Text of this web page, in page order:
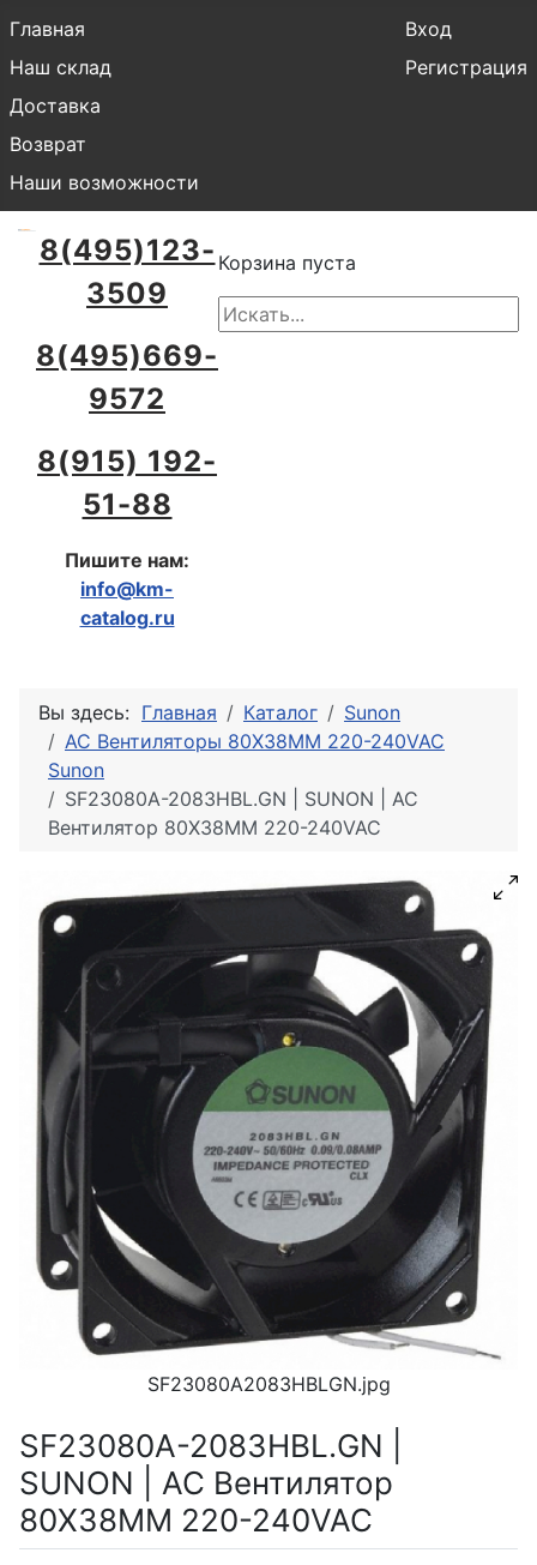
Главная
Наш склад
Доставка
Возврат
Наши возможности
Вход
Регистрация
8(495)123-
3509
8(495)669-
9572
8(915) 192-
51-88
Пишите нам:
info@km-
catalog.ru
Корзина пуста
Вы здесь: Главная Каталог
Sunon
AC Вентиляторы 80X38MM 220-240VAC
Sunon
SF23080A-2083HBL.GN | SUNON | AC
Вентилятор 80X38MM 220-240VAC
SF23080A2083HBLGN.jpg
SF23080A-2083HBL.GN |
SUNON | AC Вентилятор
80X38MM 220-240VAC